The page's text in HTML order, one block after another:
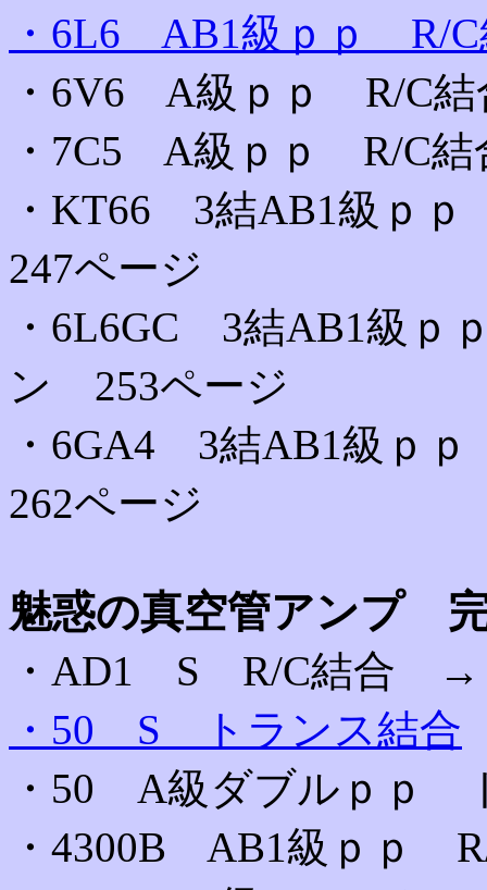
・6L6 AB1級ｐｐ R/
・6V6 A級ｐｐ R/C
・7C5 A級ｐｐ R/
・KT66 3結AB1級ｐ
247ページ
・6L6GC 3結AB1級
ン 253ページ
・6GA4 3結AB1級
262ページ
魅惑の真空管アンプ
・AD1 S R/C結合
・50 S トランス結合
・50 A級ダブルｐｐ
・4300B AB1級ｐｐ